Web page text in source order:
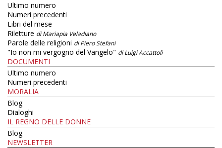
Ultimo numero
Numeri precedenti
Libri del mese
Riletture di Mariapia Veladiano
Parole delle religioni di Piero Stefani
"Io non mi vergogno del Vangelo" di Luigi Accattoli
DOCUMENTI
Ultimo numero
Numeri precedenti
MORALIA
Blog
Dialoghi
IL REGNO DELLE DONNE
Blog
NEWSLETTER